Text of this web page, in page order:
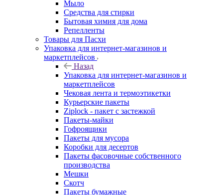
Мыло
Средства для стирки
Бытовая химия для дома
Репелленты
Товары для Пасхи
Упаковка для интернет-магазинов и
маркетплейсов
Назад
Упаковка для интернет-магазинов и
маркетплейсов
Чековая лента и термоэтикетки
Курьерские пакеты
Ziplock - пакет с застежкой
Пакеты-майки
Гофроящики
Пакеты для мусора
Коробки для десертов
Пакеты фасовочные собственного
производства
Мешки
Скотч
Пакеты бумажные